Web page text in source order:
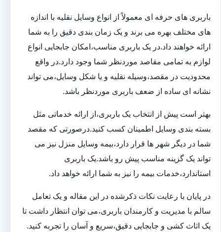
باربری های حرفه ای معمولاً از انواع وسایل نقلیه با اندازه
های مختلف بهره می برند و یک زمان بندی دقیق را به شما
ارائه خواهند داد.در یک باربری مناسب،امکان جابجایی انواع
لوازم به تمامی مقاصد موردنظر شما وجود دارد.در واقع
محدودیت در مقصد،وسیله نقلیه و یا شکل وسایل،می تواند
نشانه ای ساده از ضعف باربری موردنظر باشد.
بهتر است پیش از انتخاب یک باربری،از ارائه خدماتی مثل
بسته بندی وسایل اطمینان کسب کنید.درصورتی که مقصد
شما در دیگر شهر ها قرار دارد،بیمه وسایل منزل نیز می
تواند یک گزینه مناسب پیش رو باشد.یک باربری
استاندارد،خدمات بیمه را نیز به شما ارائه خواهد داد.
در پایان با رعایت نکات ذکرشده در این مقاله و یک تعامل
سالم با مدیریت و کارمندان باربری،می توان انتظار داشت تا
یک اثاث کشی و جابجایی دقیق،سریع و آسان را تجربه کنید.